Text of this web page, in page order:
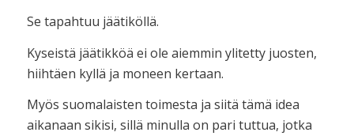
Se tapahtuu jäätiköllä.
Kyseistä jäätikköä ei ole aiemmin ylitetty juosten,
hiihtäen kyllä ja moneen kertaan.
Myös suomalaisten toimesta ja siitä tämä idea
aikanaan sikisi, sillä minulla on pari tuttua, jotka